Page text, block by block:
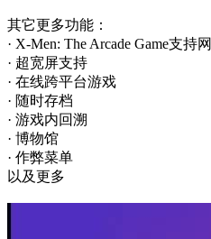
其它更多功能：
· X-Men: The Arcade Game支持
· 超宽屏支持
· 在线跨平台游戏
· 随时存档
· 游戏内回溯
· 博物馆
· 作弊菜单
以及更多